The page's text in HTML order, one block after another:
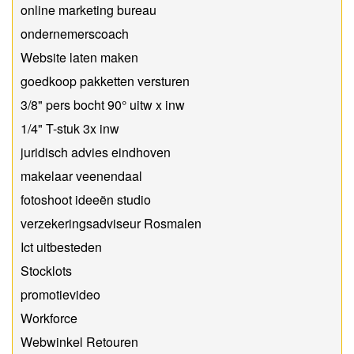
online marketing bureau
​ondernemerscoach
Website laten maken
goedkoop pakketten versturen
3/8" pers bocht 90° uitw x inw
1/4" T-stuk 3x inw
juridisch advies eindhoven
makelaar veenendaal
fotoshoot ideeën studio
verzekeringsadviseur Rosmalen
Ict uitbesteden
Stocklots
promotievideo
Workforce
Webwinkel Retouren